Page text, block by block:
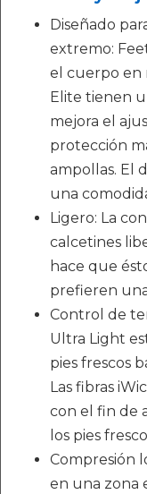
Diseñado
extremo:
el cuerpo en
Elite tienen
mejora el
protección
ampollas. El
una
Ligero: La
calcetines
hace que
prefieren
Control de
Ultra Light
pies frescos
Las fibras
con el fin de
los pies
Compresión
en una zona